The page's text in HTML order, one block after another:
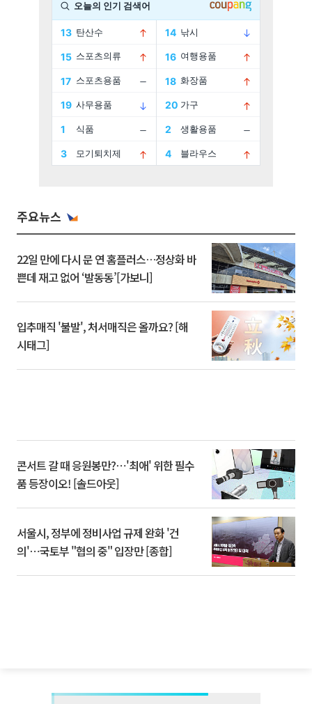
주요뉴스
22일 만에 다시 문 연 홈플러스…정상화 바
쁜데 재고 없어 ‘발동동’[가보니]
입추매직 '불발', 처서매직은 올까요? [해
시태그]
콘서트 갈 때 응원봉만?⋯'최애' 위한 필수
품 등장이오! [솔드아웃]
서울시, 정부에 정비사업 규제 완화 '건
의'⋯국토부 "협의 중" 입장만 [종합]